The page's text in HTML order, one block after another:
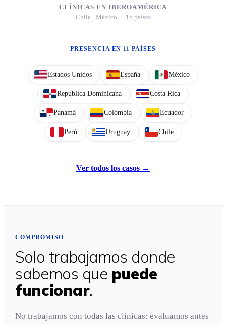
CLÍNICAS EN IBEROAMÉRICA
Chile · México · +15 países
PRESENCIA EN 11 PAÍSES
Estados Unidos España México
República Dominicana Costa Rica
Panamá Colombia Ecuador
Perú Uruguay Chile
Ver todos los casos →
COMPROMISO
Solo trabajamos donde
sabemos que puede
funcionar.
No trabajamos con todas las clínicas: evaluamos antes